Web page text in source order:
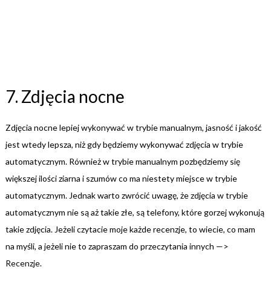
7. Zdjęcia nocne
Zdjęcia nocne lepiej wykonywać w trybie manualnym, jasność i jakość
jest wtedy lepsza, niż gdy będziemy wykonywać zdjęcia w trybie
automatycznym. Również w trybie manualnym pozbędziemy się
większej ilości ziarna i szumów co ma niestety miejsce w trybie
automatycznym. Jednak warto zwrócić uwagę, że zdjęcia w trybie
automatycznym nie są aż takie złe, są telefony, które gorzej wykonują
takie zdjęcia. Jeżeli czytacie moje każde recenzje, to wiecie, co mam
na myśli, a jeżeli nie to zapraszam do przeczytania innych —>
Recenzje.